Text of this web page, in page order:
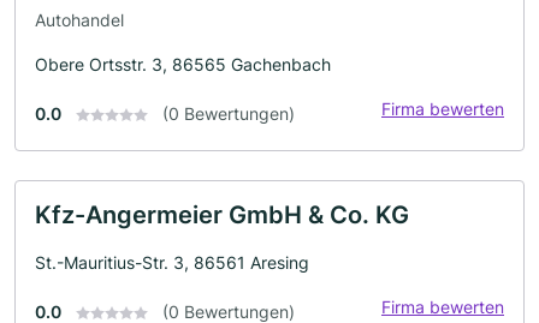
Autohandel
Obere Ortsstr. 3, 86565 Gachenbach
0.0 (0 Bewertungen) Firma bewerten
Kfz-Angermeier GmbH & Co. KG
St.-Mauritius-Str. 3, 86561 Aresing
0.0 (0 Bewertungen) Firma bewerten